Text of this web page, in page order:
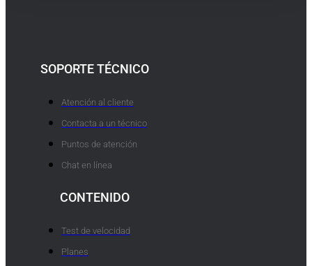
SOPORTE TÉCNICO
Atención al cliente
Contacta a un técnico
Puntos de atención
Chat en línea
CONTENIDO
Test de velocidad
Planes